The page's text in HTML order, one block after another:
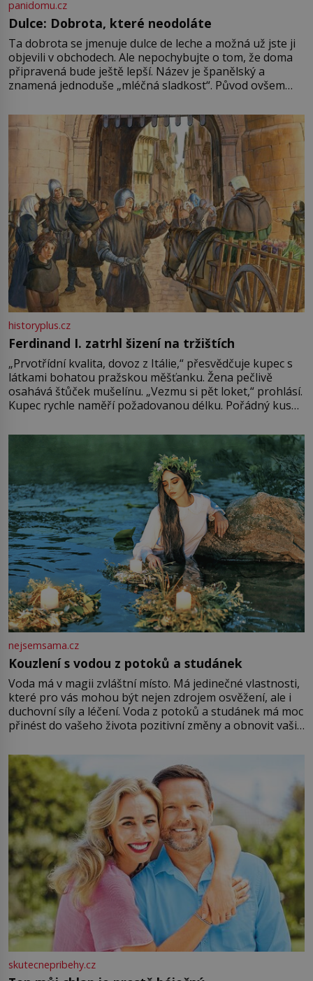
panidomu.cz
Dulce: Dobrota, které neodoláte
Ta dobrota se jmenuje dulce de leche a možná už jste ji
objevili v obchodech. Ale nepochybujte o tom, že doma
připravená bude ještě lepší. Název je španělský a
znamená jednoduše „mléčná sladkost“. Původ ovšem
pře hned několik latinskoamerických zemí a k tomu
Francie, kde se traduje,
historyplus.cz
Ferdinand I. zatrhl šizení na tržištích
„Prvotřídní kvalita, dovoz z Itálie,“ přesvědčuje kupec s
látkami bohatou pražskou měšťanku. Žena pečlivě
osahává štůček mušelínu. „Vezmu si pět loket,“ prohlásí.
Kupec rychle naměří požadovanou délku. Pořádný kus
milostpaní. Stačí jenom na sukni,“ zhodnotí švadlena
množství růžového mušelínu. „Ošidili vás, podívejte.“
nejsemsama.cz
Kouzlení s vodou z potoků a studánek
Voda má v magii zvláštní místo. Má jedinečné vlastnosti,
které pro vás mohou být nejen zdrojem osvěžení, ale i
duchovní síly a léčení. Voda z potoků a studánek má moc
přinést do vašeho života pozitivní změny a obnovit vaši
můžete obohatit své rituály a přinést do svého života
větší harmonii a klid. Je důležité
skutecnepribehy.cz